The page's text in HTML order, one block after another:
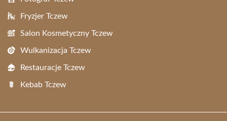
Fryzjer Tczew
Salon Kosmetyczny Tczew
Wulkanizacja Tczew
Restauracje Tczew
Kebab Tczew